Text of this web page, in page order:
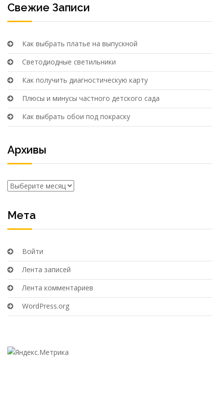
Свежие Записи
Как выбрать платье на выпускной
Светодиодные светильники
Как получить диагностическую карту
Плюсы и минусы частного детского сада
Как выбрать обои под покраску
Архивы
Архивы
Мета
Войти
Лента записей
Лента комментариев
WordPress.org